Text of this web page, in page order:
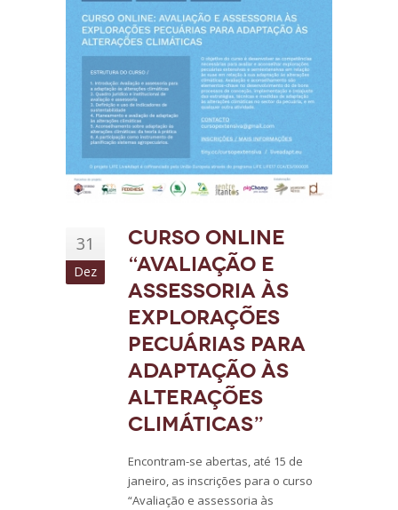
31
Dez
Curso Online
“Avaliação e
assessoria às
explorações
pecuárias para
adaptação às
alterações
climáticas”
Encontram-se abertas, até 15 de
janeiro, as inscrições para o curso
“Avaliação e assessoria às